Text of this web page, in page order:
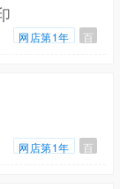
网店第1年 百
网店第1年 百